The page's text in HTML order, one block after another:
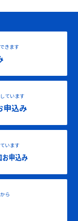
きます
ています
申込み
います
お申込み
ら